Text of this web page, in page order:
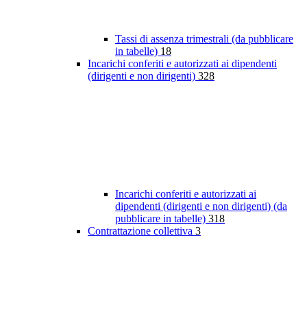
Tassi di assenza trimestrali (da pubblicare
in tabelle) 18
Incarichi conferiti e autorizzati ai dipendenti
(dirigenti e non dirigenti) 328
Incarichi conferiti e autorizzati ai
dipendenti (dirigenti e non dirigenti) (da
pubblicare in tabelle) 318
Contrattazione collettiva 3